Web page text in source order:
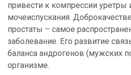
привести к компрессии
мочеиспускания.
простаты – самое
заболевание. Его развитие
баланса андрогенов (мужских
организме.